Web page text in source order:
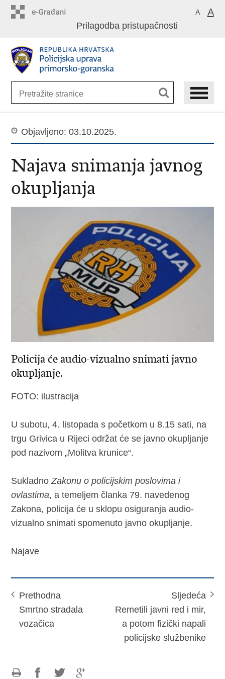
sadržaj
A A
Prilagodba pristupačnosti
Objavljeno: 03.10.2025.
Najava snimanja javnog
okupljanja
Policija će audio-vizualno snimati javno
okupljanje.
FOTO: ilustracija
U subotu, 4. listopada s početkom u 8.15 sati, na
trgu Grivica u Rijeci održat će se javno okupljanje
pod nazivom „Molitva krunice“.
SukladnoZakonu o policijskim poslovima i
ovlastima, a temeljem članka 79. navedenog
Zakona, policija će u sklopu osiguranja audio-
vizualno snimati spomenuto javno okupljanje.
Najave
Prethodna
Smrtno stradala
vozačica
Sljedeća
Remetili javni red i mir,
a potom fizički napali
policijske službenike